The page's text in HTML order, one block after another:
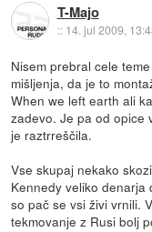
T-Majo
:: 14. jul 2009,
Nisem prebral cele
mišljenja, da je to
When we left earth ali
zadevo. Je pa od opice
je raztrreščila.
Vse skupaj nekako
Kennedy veliko denarja
so pač se vsi živi vrnili.
tekmovanje z Rusi bolj